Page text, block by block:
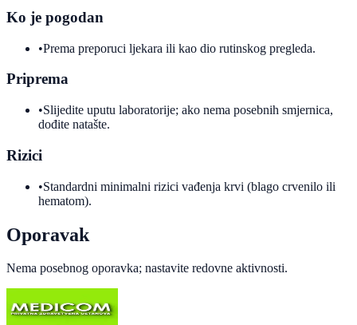
Ko je pogodan
•Prema preporuci ljekara ili kao dio rutinskog pregleda.
Priprema
•Slijedite uputu laboratorije; ako nema posebnih smjernica,
dođite natašte.
Rizici
•Standardni minimalni rizici vađenja krvi (blago crvenilo ili
hematom).
Oporavak
Nema posebnog oporavka; nastavite redovne aktivnosti.